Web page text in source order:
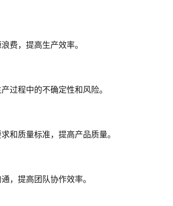
费，提高生产效率。
过程中的不确定性和风险。
和质量标准，提高产品质量。
，提高团队协作效率。